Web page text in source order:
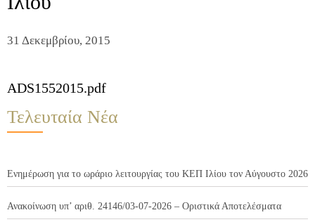
31 Δεκεμβρίου, 2015
ADS1552015.pdf
Τελευταία Νέα
Ενημέρωση για το ωράριο λειτουργίας του ΚΕΠ Ιλίου τον Αύγουστο 2026
Ανακοίνωση υπ’ αριθ. 24146/03-07-2026 – Οριστικά Αποτελέσματα